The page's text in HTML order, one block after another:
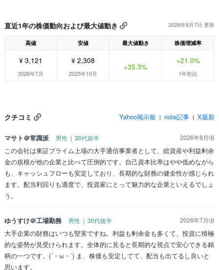
直近1年の株価動向および最大値動き 2026年8月7日 更新
高値 安値 最大値動き 株価増減率
¥ 3,121
2026年7月
¥ 2,308
2025年10月
+35.3%
+21.0%
1年前比
クチコミ Yahoo掲示板 | note記事 | X最新
マサト＠常識派 男性 | 30代前半 2026年8月頃
この会社は東証プライム上場の大手通信事業者として、総資産や利益剰余
金の規模が他の企業と比べて圧倒的です。自己資本比率はやや低めながら
も、キャッシュフローも安定しており、長期的な財務の健全性が感じられ
ます。配当利回りも適度で、投資家にとって魅力的な企業といえるでしょ
う。
ゆうすけ＠工場勤務 男性 | 30代後半 2026年7月頃
大手企業の財務はいつも堅実ですね。利益も剰余金も多くて、投資に積極
的な姿勢が見受けられます。全体的に見ると長期的な視点で安心できる銘
柄の一つです。(´・ω・`) ま、株価も安定してて、配当も出てるし良いと
思います。